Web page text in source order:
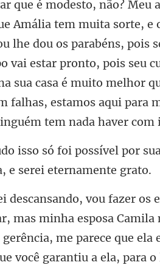
lhe dou os parabéns, pois
vai estar pronto, pois seu
sua c
só foi possível por
mas minha esposa Camila
gerência, me